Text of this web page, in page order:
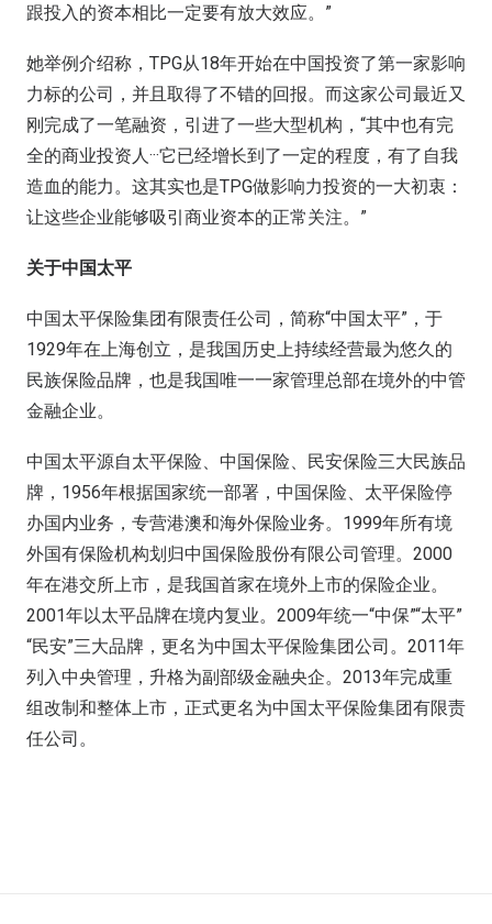
跟投入的资本相比一定要有放大效应。”
她举例介绍称，TPG从18年开始在中国投资了第一家影响
力标的公司，并且取得了不错的回报。而这家公司最近又
刚完成了一笔融资，引进了一些大型机构，“其中也有完
全的商业投资人···它已经增长到了一定的程度，有了自我
造血的能力。这其实也是TPG做影响力投资的一大初衷：
让这些企业能够吸引商业资本的正常关注。”
关于中国太平
中国太平保险集团有限责任公司，简称“中国太平”，于
1929年在上海创立，是我国历史上持续经营最为悠久的
民族保险品牌，也是我国唯一一家管理总部在境外的中管
金融企业。
中国太平源自太平保险、中国保险、民安保险三大民族品
牌，1956年根据国家统一部署，中国保险、太平保险停
办国内业务，专营港澳和海外保险业务。1999年所有境
外国有保险机构划归中国保险股份有限公司管理。2000
年在港交所上市，是我国首家在境外上市的保险企业。
2001年以太平品牌在境内复业。2009年统一“中保”“太平”
“民安”三大品牌，更名为中国太平保险集团公司。2011年
列入中央管理，升格为副部级金融央企。2013年完成重
组改制和整体上市，正式更名为中国太平保险集团有限责
任公司。